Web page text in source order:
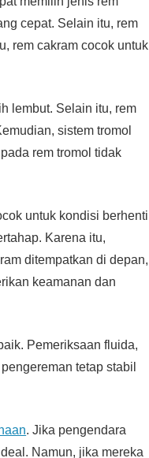
cepat. Selain itu, rem
rem cakram cocok untuk
lembut. Selain itu, rem
sistem tromol
rem tromol tidak
untuk kondisi berhenti
Karena itu,
ditempatkan di depan,
keamanan dan
Pemeriksaan fluida,
tetap stabil
. Jika pengendara
Namun, jika mereka